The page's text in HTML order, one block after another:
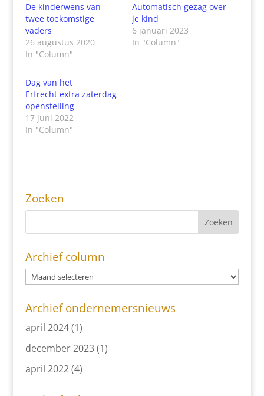
De kinderwens van
twee toekomstige
vaders
26 augustus 2020
In "Column"
Automatisch gezag over
je kind
6 januari 2023
In "Column"
Dag van het
Erfrecht extra zaterdag
openstelling
17 juni 2022
In "Column"
Zoeken
Archief column
Archief ondernemersnieuws
april 2024(1)
december 2023(1)
april 2022(4)